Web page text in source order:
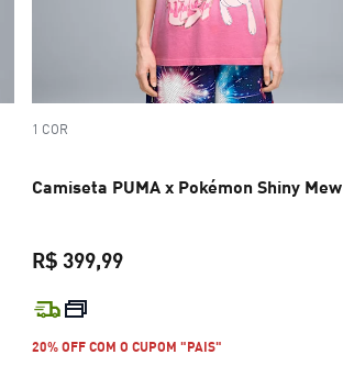
1 COR
Camiseta PUMA x Pokémon Shiny Mew
R$ 399,99
20% OFF COM O CUPOM "PAIS"